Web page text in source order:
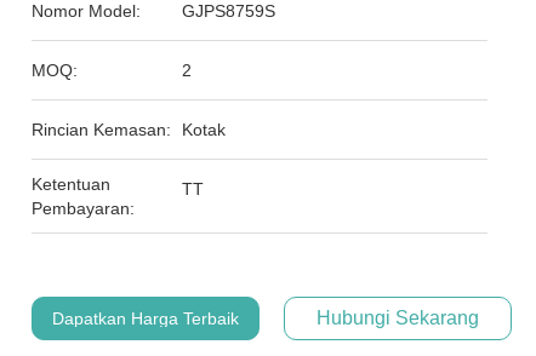
Nomor Model: GJPS8759S
MOQ: 2
Rincian Kemasan: Kotak
Ketentuan
Pembayaran:
TT
Dapatkan Harga Terbaik Hubungi Sekarang